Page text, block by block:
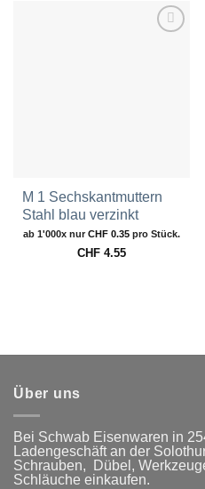
M 1 Sechskantmuttern
Stahl blau verzinkt
ab 1'000x nur CHF 0.35 pro Stück.
CHF 4.55
Über uns
Bei Schwab Eisenwaren in
Ladengeschäft an der
Schrauben, Dübel,
Schläuche einkaufen.